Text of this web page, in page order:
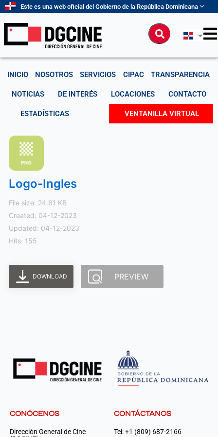
contenido
Este es una web oficial del Gobierno de la República Dominicana
Buscar
INICIO NOSOTROS SERVICIOS CIPAC TRANSPARENCIA
NOTICIAS DE INTERÉS LOCACIONES CONTACTO
ESTADÍSTICAS VENTANILLA VIRTUAL
Logo-Ingles
File size: 24.61 KB
Created: 04-12-2023
Updated: 04-12-2023
Hits: 155
DOWNLOAD PREVIEW
CONÓCENOS
Dirección General de Cine
CONTÁCTANOS
Tel: +1 (809) 687-2166